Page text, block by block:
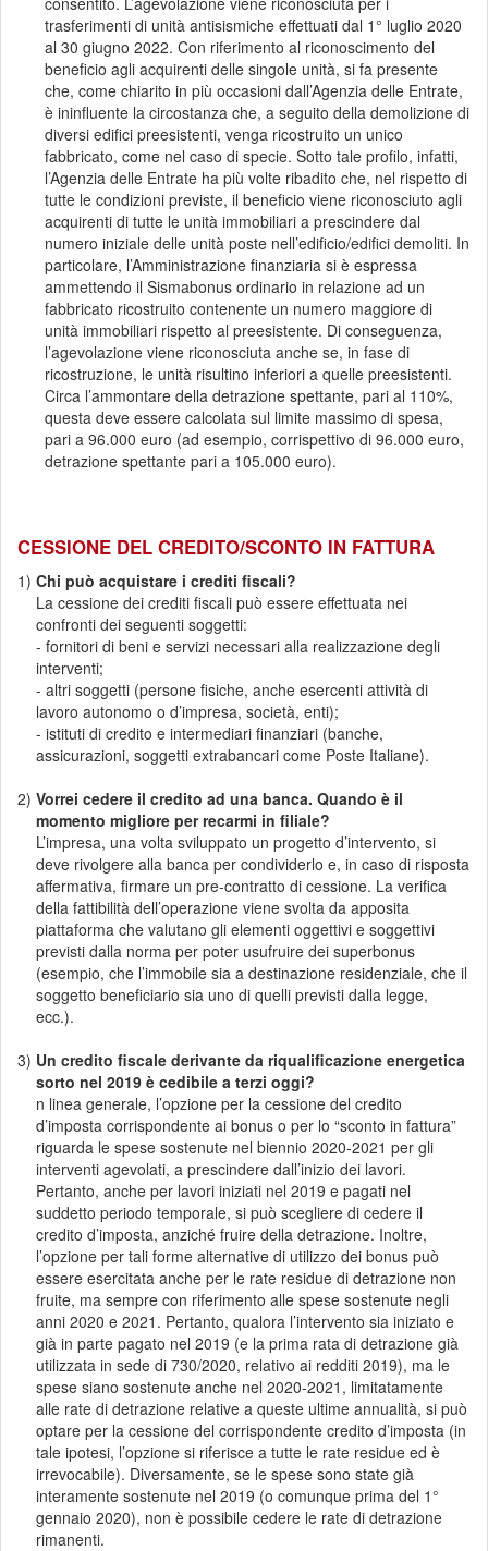
trasferimenti di unità antisismiche effettuati dal 1° luglio 2020
al 30 giugno 2022. Con riferimento al riconoscimento del
beneficio agli acquirenti delle singole unità, si fa presente
che, come chiarito in più occasioni dall’Agenzia delle Entrate,
è ininfluente la circostanza che, a seguito della demolizione di
diversi edifici preesistenti, venga ricostruito un unico
fabbricato, come nel caso di specie. Sotto tale profilo, infatti,
l’Agenzia delle Entrate ha più volte ribadito che, nel rispetto di
tutte le condizioni previste, il beneficio viene riconosciuto agli
acquirenti di tutte le unità immobiliari a prescindere dal
numero iniziale delle unità poste nell’edificio/edifici demoliti. In
particolare, l’Amministrazione finanziaria si è espressa
ammettendo il Sismabonus ordinario in relazione ad un
fabbricato ricostruito contenente un numero maggiore di
unità immobiliari rispetto al preesistente. Di conseguenza,
l’agevolazione viene riconosciuta anche se, in fase di
ricostruzione, le unità risultino inferiori a quelle preesistenti.
Circa l’ammontare della detrazione spettante, pari al 110%,
questa deve essere calcolata sul limite massimo di spesa,
pari a 96.000 euro (ad esempio, corrispettivo di 96.000 euro,
detrazione spettante pari a 105.000 euro).
CESSIONE DEL CREDITO/SCONTO IN FATTURA
1) Chi può acquistare i crediti fiscali?
La cessione dei crediti fiscali può essere effettuata nei
confronti dei seguenti soggetti:
- fornitori di beni e servizi necessari alla realizzazione degli
interventi;
- altri soggetti (persone fisiche, anche esercenti attività di
lavoro autonomo o d’impresa, società, enti);
- istituti di credito e intermediari finanziari (banche,
assicurazioni, soggetti extrabancari come Poste Italiane).
2) Vorrei cedere il credito ad una banca. Quando è il
momento migliore per recarmi in filiale?
L’impresa, una volta sviluppato un progetto d’intervento, si
deve rivolgere alla banca per condividerlo e, in caso di risposta
affermativa, firmare un pre-contratto di cessione. La verifica
della fattibilità dell’operazione viene svolta da apposita
piattaforma che valutano gli elementi oggettivi e soggettivi
previsti dalla norma per poter usufruire dei superbonus
(esempio, che l’immobile sia a destinazione residenziale, che il
soggetto beneficiario sia uno di quelli previsti dalla legge,
ecc.).
3) Un credito fiscale derivante da riqualificazione energetica
sorto nel 2019 è cedibile a terzi oggi?
n linea generale, l’opzione per la cessione del credito
d’imposta corrispondente ai bonus o per lo “sconto in fattura”
riguarda le spese sostenute nel biennio 2020-2021 per gli
interventi agevolati, a prescindere dall’inizio dei lavori.
Pertanto, anche per lavori iniziati nel 2019 e pagati nel
suddetto periodo temporale, si può scegliere di cedere il
credito d’imposta, anziché fruire della detrazione. Inoltre,
l’opzione per tali forme alternative di utilizzo dei bonus può
essere esercitata anche per le rate residue di detrazione non
fruite, ma sempre con riferimento alle spese sostenute negli
anni 2020 e 2021. Pertanto, qualora l’intervento sia iniziato e
già in parte pagato nel 2019 (e la prima rata di detrazione già
utilizzata in sede di 730/2020, relativo ai redditi 2019), ma le
spese siano sostenute anche nel 2020-2021, limitatamente
alle rate di detrazione relative a queste ultime annualità, si può
optare per la cessione del corrispondente credito d’imposta (in
tale ipotesi, l’opzione si riferisce a tutte le rate residue ed è
irrevocabile). Diversamente, se le spese sono state già
interamente sostenute nel 2019 (o comunque prima del 1°
gennaio 2020), non è possibile cedere le rate di detrazione
rimanenti.